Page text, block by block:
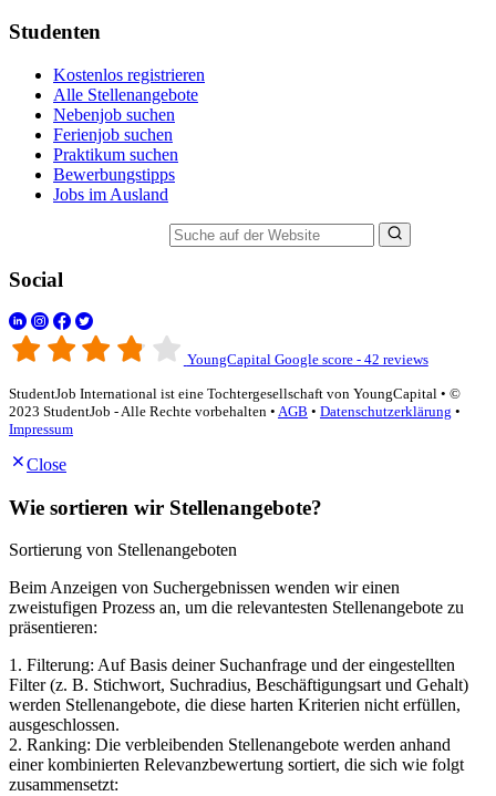
Studenten
Kostenlos registrieren
Alle Stellenangebote
Nebenjob suchen
Ferienjob suchen
Praktikum suchen
Bewerbungstipps
Jobs im Ausland
Social
YoungCapital Google score - 42 reviews
StudentJob International ist eine Tochtergesellschaft von YoungCapital • ©
2023 StudentJob - Alle Rechte vorbehalten • AGB • Datenschutzerklärung •
Impressum
Close
Wie sortieren wir Stellenangebote?
Sortierung von Stellenangeboten
Beim Anzeigen von Suchergebnissen wenden wir einen
zweistufigen Prozess an, um die relevantesten Stellenangebote zu
präsentieren:
1. Filterung: Auf Basis deiner Suchanfrage und der eingestellten
Filter (z. B. Stichwort, Suchradius, Beschäftigungsart und Gehalt)
werden Stellenangebote, die diese harten Kriterien nicht erfüllen,
ausgeschlossen.
2. Ranking: Die verbleibenden Stellenangebote werden anhand
einer kombinierten Relevanzbewertung sortiert, die sich wie folgt
zusammensetzt: